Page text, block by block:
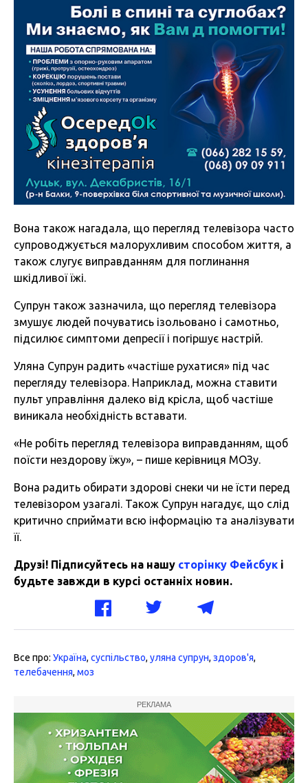
Вона також нагадала, що перегляд телевізора часто
супроводжується малорухливим способом життя, а
також слугує виправданням для поглинання
шкідливої їжі.
Супрун також зазначила, що перегляд телевізора
змушує людей почуватись ізольовано і самотньо,
підсилює симптоми депресії і погіршує настрій.
Уляна Супрун радить «частіше рухатися» під час
перегляду телевізора. Наприклад, можна ставити
пульт управління далеко від крісла, щоб частіше
виникала необхідність вставати.
«Не робіть перегляд телевізора виправданням, щоб
поїсти нездорову їжу», – пише керівниця МОЗу.
Вона радить обирати здорові снеки чи не їсти перед
телевізором узагалі. Також Супрун нагадує, що слід
критично сприймати всю інформацію та аналізувати
її.
Друзі! Підписуйтесь на нашу сторінку Фейсбук і
будьте завжди в курсі останніх новин.
Все про: Україна, суспільство, уляна супрун, здоров'я,
телебачення, моз
РЕКЛАМА